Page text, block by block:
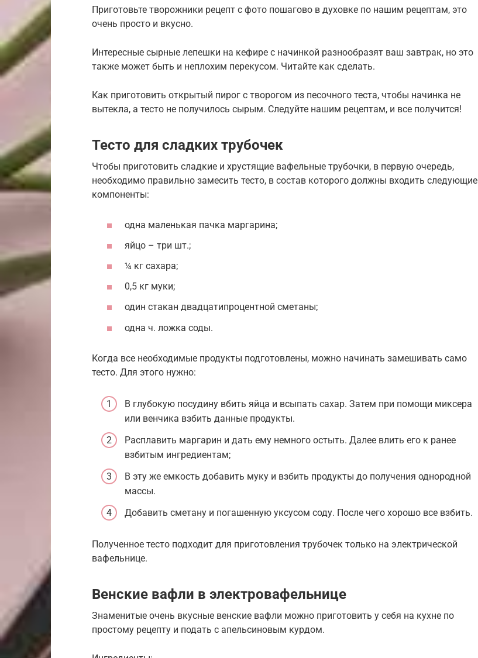
Приготовьте творожники рецепт с фото пошагово в духовке по нашим рецептам, это
очень просто и вкусно.
Интересные сырные лепешки на кефире с начинкой разнообразят ваш завтрак, но это
также может быть и неплохим перекусом. Читайте как сделать.
Как приготовить открытый пирог с творогом из песочного теста, чтобы начинка не
вытекла, а тесто не получилось сырым. Следуйте нашим рецептам, и все получится!
Тесто для сладких трубочек
Чтобы приготовить сладкие и хрустящие вафельные трубочки, в первую очередь,
необходимо правильно замесить тесто, в состав которого должны входить следующие
компоненты:
одна маленькая пачка маргарина;
яйцо – три шт.;
¼ кг сахара;
0,5 кг муки;
один стакан двадцатипроцентной сметаны;
одна ч. ложка соды.
Когда все необходимые продукты подготовлены, можно начинать замешивать само
тесто. Для этого нужно:
В глубокую посудину вбить яйца и всыпать сахар. Затем при помощи миксера
или венчика взбить данные продукты.
Расплавить маргарин и дать ему немного остыть. Далее влить его к ранее
взбитым ингредиентам;
В эту же емкость добавить муку и взбить продукты до получения однородной
массы.
Добавить сметану и погашенную уксусом соду. После чего хорошо все взбить.
Полученное тесто подходит для приготовления трубочек только на электрической
вафельнице.
Венские вафли в электровафельнице
Знаменитые очень вкусные венские вафли можно приготовить у себя на кухне по
простому рецепту и подать с апельсиновым курдом.